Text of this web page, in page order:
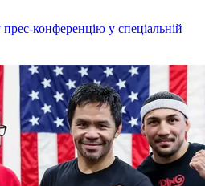
конференцію у спеціальній